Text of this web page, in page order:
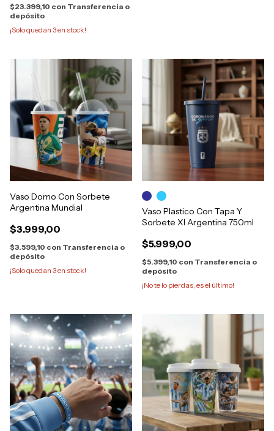
$23.399,10 con Transferencia o
depósito
¡Solo quedan 3en stock!
Vaso Domo Con Sorbete
Argentina Mundial
$3.999,00
$3.599,10 con Transferencia o
depósito
¡Solo quedan 3en stock!
Vaso Plastico Con Tapa Y
Sorbete Xl Argentina 750ml
$5.999,00
$5.399,10 con Transferencia o
depósito
¡No te lo pierdas, es el último!